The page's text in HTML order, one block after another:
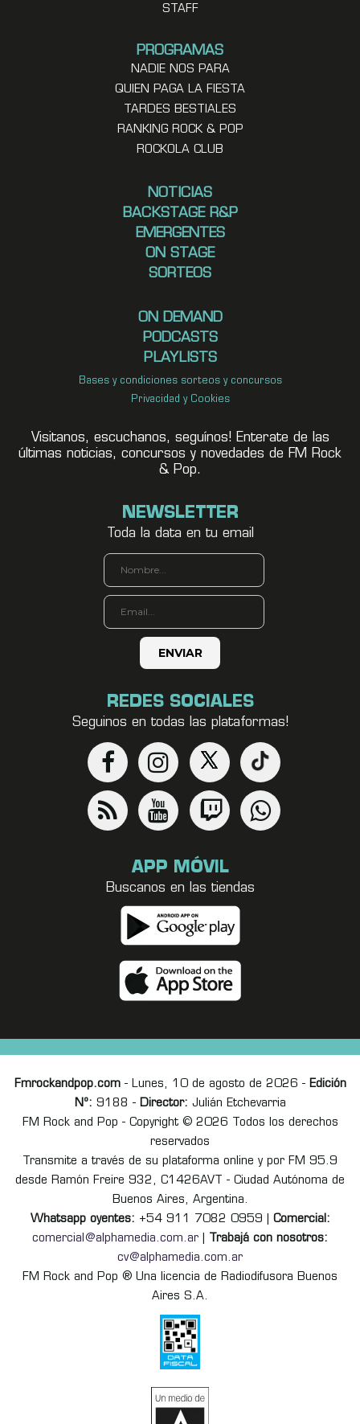
STAFF
PROGRAMAS
NADIE NOS PARA
QUIEN PAGA LA FIESTA
TARDES BESTIALES
RANKING ROCK & POP
ROCKOLA CLUB
NOTICIAS
BACKSTAGE R&P
EMERGENTES
ON STAGE
SORTEOS
ON DEMAND
PODCASTS
PLAYLISTS
Bases y condiciones sorteos y concursos
Privacidad y Cookies
Visitanos, escuchanos, seguínos! Enterate de las
últimas noticias, concursos y novedades de FM Rock
& Pop.
NEWSLETTER
Toda la data en tu email
REDES SOCIALES
Seguinos en todas las plataformas!
APP MÓVIL
Buscanos en las tiendas
Fmrockandpop.com- Lunes, 10 de agosto de 2026 - Edición
Nº: 9188 - Director: Julián Etchevarria
FM Rock and Pop - Copyright © 2026 Todos los derechos
reservados
Transmite a través de su plataforma online y por FM 95.9
desde Ramón Freire 932, C1426AVT - Ciudad Autónoma de
Buenos Aires, Argentina.
Whatsapp oyentes: +54 911 7082 0959 | Comercial:
comercial@alphamedia.com.ar
Trabajá con nosotros:
cv@alphamedia.com.ar
FM Rock and Pop ® Una licencia de Radiodifusora Buenos
Aires S.A.